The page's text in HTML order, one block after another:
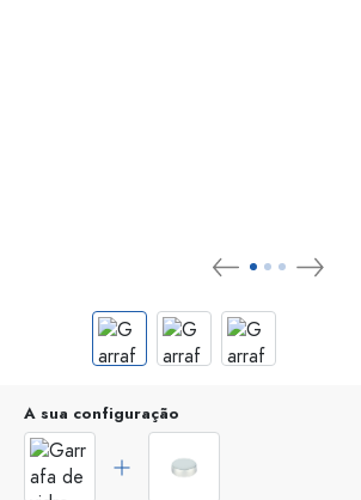
A sua configuração